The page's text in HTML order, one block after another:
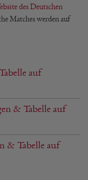
des Deutschen
Matches werden auf
auf
& Tabelle auf
& Tabelle auf